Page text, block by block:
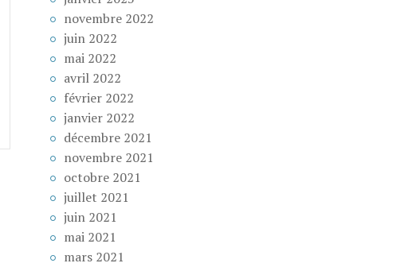
novembre 2022
juin 2022
mai 2022
avril 2022
février 2022
janvier 2022
décembre 2021
novembre 2021
octobre 2021
juillet 2021
juin 2021
mai 2021
mars 2021